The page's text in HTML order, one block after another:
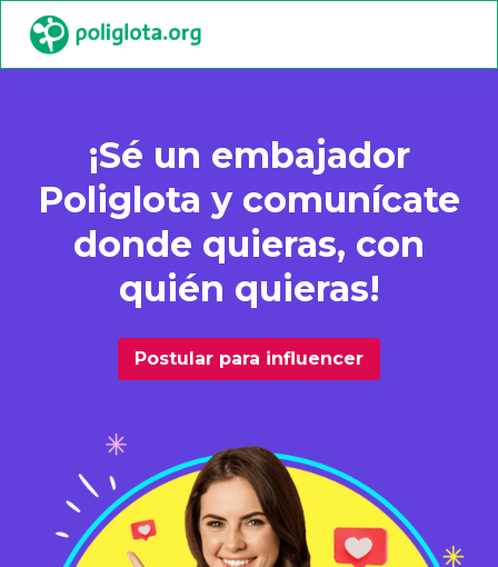
¡Sé un embajador
Poliglota y comunícate
donde quieras, con
quién quieras!
Postular para influencer